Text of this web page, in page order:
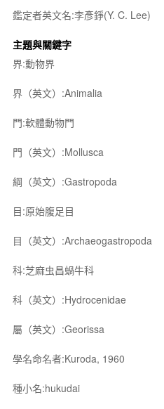
鑑定者英文名:李彥錚(Y. C. Lee)
主題與關鍵字
界:動物界
界（英文）:Animalia
門:軟體動物門
門（英文）:Mollusca
綱（英文）:Gastropoda
目:原始腹足目
目（英文）:Archaeogastropoda
科:芝麻虫昌蝸牛科
科（英文）:Hydrocenidae
屬（英文）:Georissa
學名命名者:Kuroda, 1960
種小名:hukudai